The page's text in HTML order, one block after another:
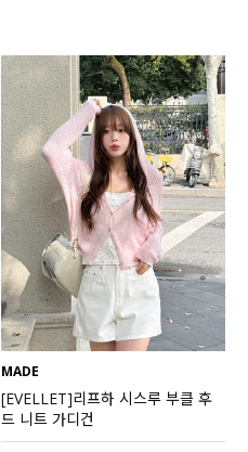
MADE
[EVELLET]리프하 시스루 부클 후
드 니트 가디건